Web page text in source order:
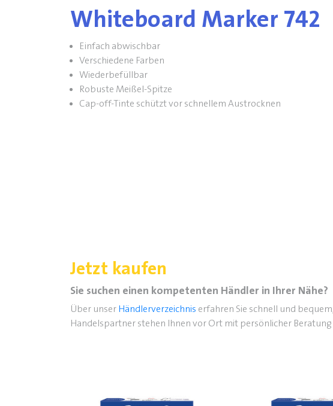
Whiteboard Marker 742
Einfach abwischbar
Verschiedene Farben
Wiederbefüllbar
Robuste Meißel-Spitze
Cap-off-Tinte schützt vor schnellem Austrocknen
Jetzt kaufen
Sie suchen einen kompetenten Händler in Ihrer Nähe?
Über unser Händlerverzeichnis erfahren Sie schnell und
Handelspartner stehen Ihnen vor Ort mit persönlicher Beratung